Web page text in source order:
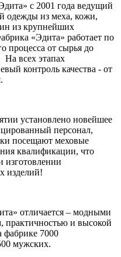
с 2001 года ведущий
одежды из меха, кожи,
из крупнейших
«Эдита» работает по
процесса от сырья до
На всех этапах
контроль качества - от
установлено новейшее
персонал,
посещают меховые
квалификации, что
изготовлении
изделий!
отличается – модными
практичностью и высокой
фабрике 7000
мужских.